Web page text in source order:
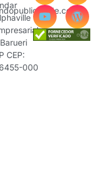
CEP:
000